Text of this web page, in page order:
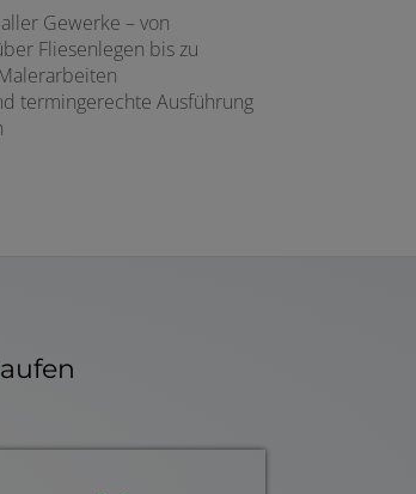
Gewerke – von
Fliesenlegen bis zu
termingerechte Ausführung
von 0